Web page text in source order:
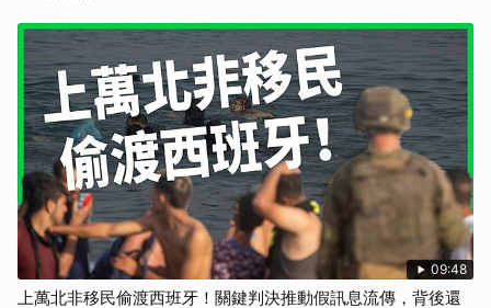
09:48
上萬北非移民偷渡西班牙！關鍵判決推動假訊息流傳，背後還